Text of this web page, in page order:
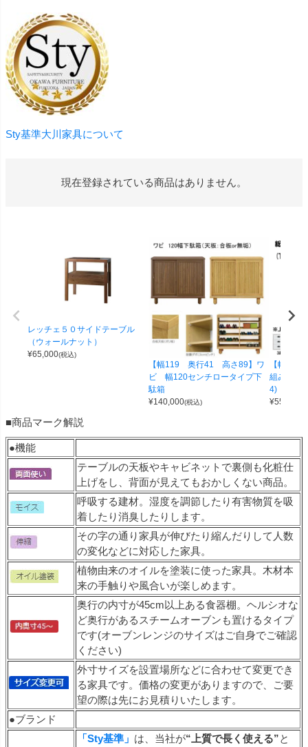
Sty基準大川家具について
現在登録されている商品はありません。
レッチェ５０サイドテーブル
（ウォールナット）
¥65,000(税込)
【幅119 奥行41 高さ89】ワ
ビ 幅120センチロータイプ下
駄箱
¥140,000(税込)
【幅100
組み合わ
4)
¥55,000
■商品マーク解説
●機能
テーブルの天板やキャビネットで裏側も化粧仕
上げをし、背面が見えてもおかしくない商品。
呼吸する建材。湿度を調節したり有害物質を吸
着したり消臭したりします。
その字の通り家具が伸びたり縮んだりして人数
の変化などに対応した家具。
植物由来のオイルを塗装に使った家具。木材本
来の手触りや風合いが楽しめます。
奥行の内寸が45cm以上ある食器棚。ヘルシオな
ど奥行があるスチームオーブンも置けるタイプ
です(オーブンレンジのサイズはご自身でご確認
ください)
外寸サイズを設置場所などに合わせて変更でき
る家具です。価格の変更がありますので、ご要
望の際は先にお見積りいたします。
●ブランド
「Sty基準」 は、当社が“上質で長く使える”と